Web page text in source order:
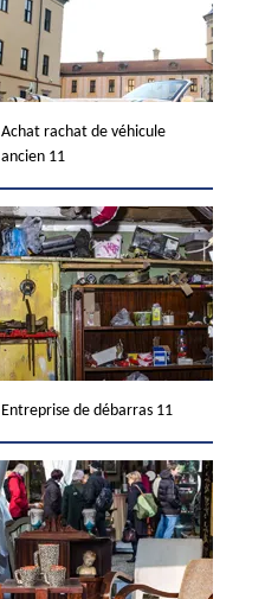
Achat rachat de véhicule
ancien 11
Entreprise de débarras 11